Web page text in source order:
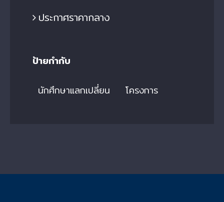
ประกาศราคากลาง
ป้ายกำกับ
นักศึกษาแลกเปลี่ยน โครงการ